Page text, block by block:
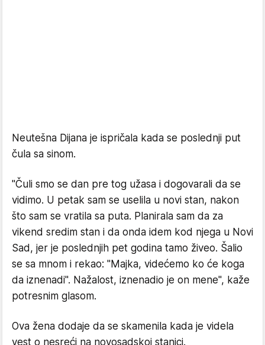
Neutešna Dijana je ispričala kada se poslednji put
čula sa sinom.
"Čuli smo se dan pre tog užasa i dogovarali da se
vidimo. U petak sam se uselila u novi stan, nakon
što sam se vratila sa puta. Planirala sam da za
vikend sredim stan i da onda idem kod njega u Novi
Sad, jer je poslednjih pet godina tamo živeo. Šalio
se sa mnom i rekao: "Majka, videćemo ko će koga
da iznenadi". Nažalost, iznenadio je on mene", kaže
potresnim glasom.
Ova žena dodaje da se skamenila kada je videla
vest o nesreći na novosadskoj stanici.